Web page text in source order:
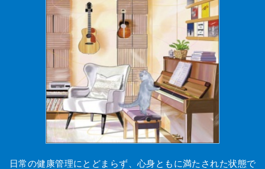
日常の健康管理にとどまらず、心身ともに満たされた状態で